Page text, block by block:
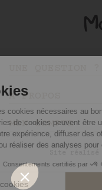
A PROPOS
MON COMPTE
Site